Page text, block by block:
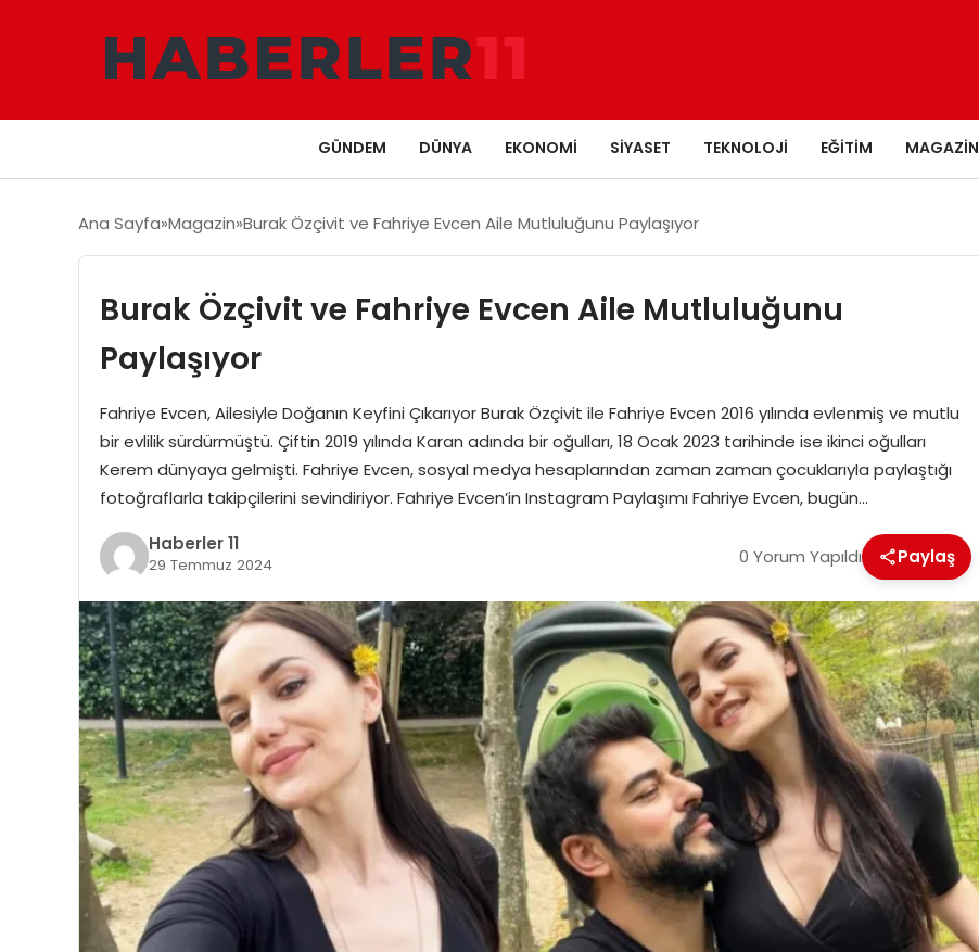
GÜNDEM DÜNYA EKONOMI SIYASET TEKNOLOJI EĞITIM MAGAZIN
Ana Sayfa Magazin Burak Özçivit ve Fahriye Evcen Aile Mutluluğunu Paylaşıyor
Burak Özçivit ve Fahriye Evcen Aile Mutluluğunu
Paylaşıyor
Fahriye Evcen, Ailesiyle Doğanın Keyfini Çıkarıyor Burak Özçivit ile Fahriye Evcen 2016 yılında evlenmiş ve mutlu
bir evlilik sürdürmüştü. Çiftin 2019 yılında Karan adında bir oğulları, 18 Ocak 2023 tarihinde ise ikinci oğulları
Kerem dünyaya gelmişti. Fahriye Evcen, sosyal medya hesaplarından zaman zaman çocuklarıyla paylaştığı
fotoğraflarla takipçilerini sevindiriyor. Fahriye Evcen’in Instagram Paylaşımı Fahriye Evcen, bugün…
Haberler 11
29 Temmuz 2024 0 Yorum Yapıldı Paylaş